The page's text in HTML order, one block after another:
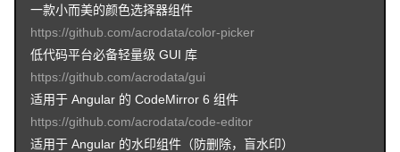
一款小而美的颜色选择器组件
https://github.com/acrodata/color-picker
低代码平台必备轻量级 GUI 库
https://github.com/acrodata/gui
适用于 Angular 的 CodeMirror 6 组件
https://github.com/acrodata/code-editor
适用于 Angular 的水印组件（防删除，盲水印）